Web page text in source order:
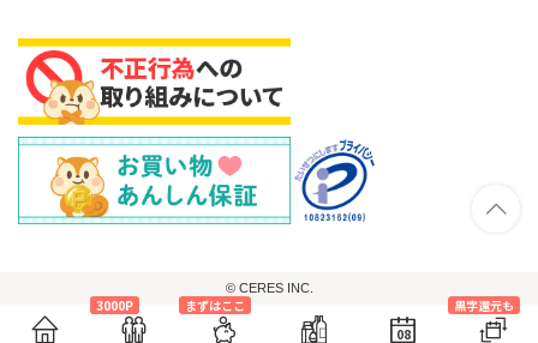
3000P
まずはここ
08
黒字還元も
© CERES INC.